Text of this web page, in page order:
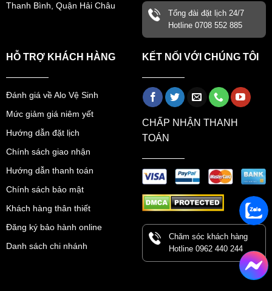
Thanh Bình, Quận Hải Châu
Tổng đài đặt lịch 24/7
Hotline 0708 552 885
HỖ TRỢ KHÁCH HÀNG
Đánh giá về Alo Vệ Sinh
Mức giảm giá niêm yết
Hướng dẫn đặt lịch
Chính sách giao nhận
Hướng dẫn thanh toán
Chính sách bảo mật
Khách hàng thân thiết
Đăng ký bảo hành online
Danh sách chi nhánh
KẾT NỐI VỚI CHÚNG TÔI
CHẤP NHẬN THANH
TOÁN
Chăm sóc khách hàng
Hotline 0962 440 244